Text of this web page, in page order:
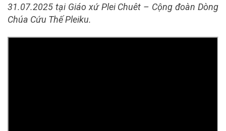
31.07.2025 tại Giáo xứ Plei Chuêt – Cộng đoàn Dòng
Chúa Cứu Thế Pleiku.